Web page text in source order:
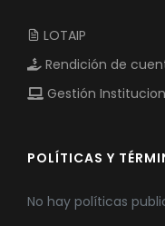
LOTAIP
Rendición de
Gestión
POLÍTICAS Y
No hay políticas